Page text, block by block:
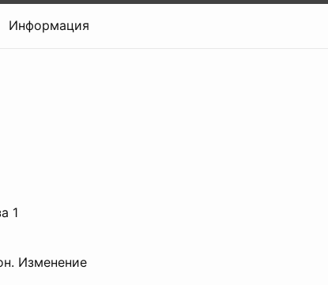
Информация
1
Изменение